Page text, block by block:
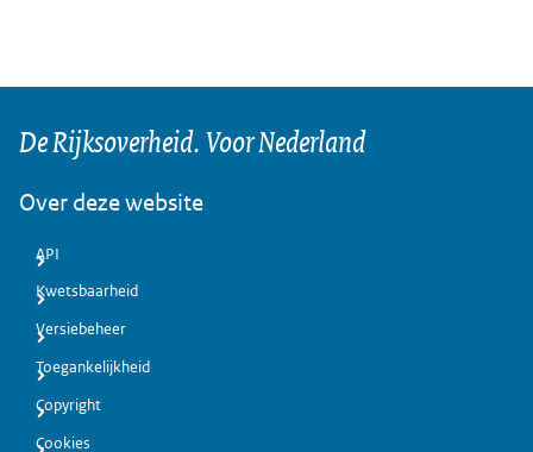
De Rijksoverheid. Voor Nederland
Over deze website
API
Kwetsbaarheid
Versiebeheer
Toegankelijkheid
Copyright
Cookies